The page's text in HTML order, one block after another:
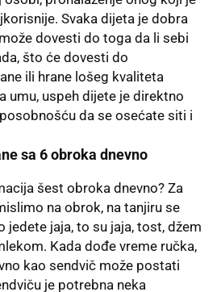
Svaka dijeta je dobra
dovesti do toga da li sebi
što će dovesti do
ili hrane lošeg kvaliteta
umu, uspeh dijete je direktno
da se osećate siti i
sa 6 obroka dnevno
šest obroka dnevno? Za
na obrok, na tanjiru se
jedete jaja, to su jaja, tost, džem
Kada dođe vreme ručka,
kao sendvič može postati
je potrebna neka